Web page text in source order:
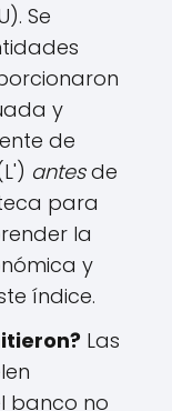
Se
y
de
antesde
para
la
y
índice.
Las
banco no